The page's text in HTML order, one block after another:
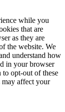
while you
that are
as they are
the website. We
understand how
in your browser
opt-out of these
may affect your